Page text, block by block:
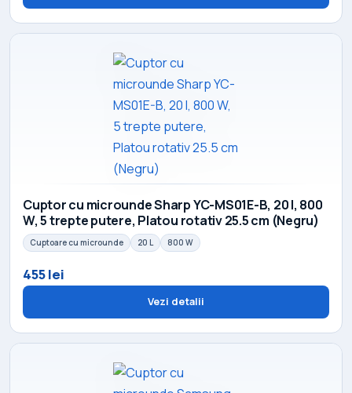
Cuptor cu microunde Sharp YC-MS01E-B, 20 l, 800
W, 5 trepte putere, Platou rotativ 25.5 cm (Negru)
Cuptoare cu microunde 20 L 800 W
455 lei
Vezi detalii